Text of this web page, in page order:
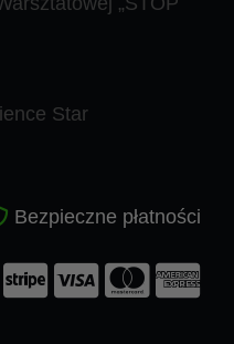
Star
Bezpieczne płatności